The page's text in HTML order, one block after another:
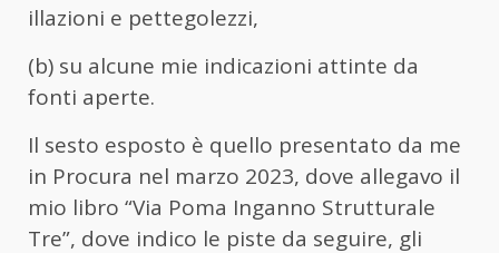
illazioni e pettegolezzi,
(b) su alcune mie indicazioni attinte da
fonti aperte.
Il sesto esposto è quello presentato da me
in Procura nel marzo 2023, dove allegavo il
mio libro “Via Poma Inganno Strutturale
Tre”, dove indico le piste da seguire, gli